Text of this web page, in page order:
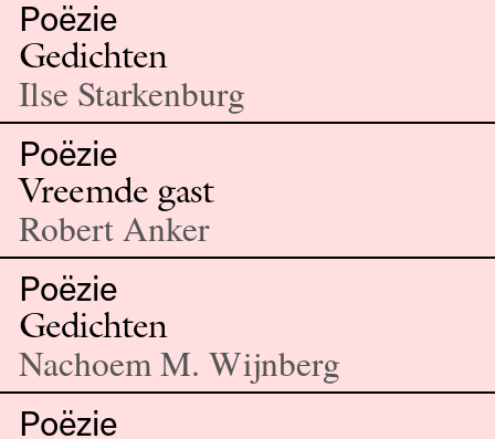
Poëzie
Gedichten
Ilse Starkenburg
Poëzie
Vreemde gast
Robert Anker
Poëzie
Gedichten
Nachoem M. Wijnberg
Poëzie